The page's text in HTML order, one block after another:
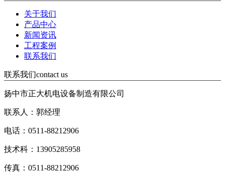
关于我们
产品中心
新闻资讯
工程案例
联系我们
联系我们contact us
扬中市正大机电设备制造有限公司
联系人：郭经理
电话：0511-88212906
技术科：13905285958
传真：0511-88212906